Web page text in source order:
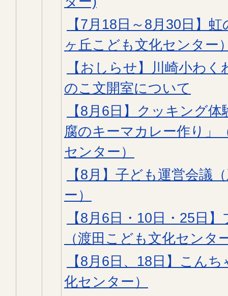
【7月18日～8月30日】
ヶ丘こども文化センター
【おしらせ】川崎小わ
のこ文開室について
【8月6日】クッキング
腐のキーマカレー作り」
センター）
【8月】子ども運営会議
ー）
【8月6日・10日・25日
（渡田こども文化センタ
【8月6日、18日】こん
化センター）